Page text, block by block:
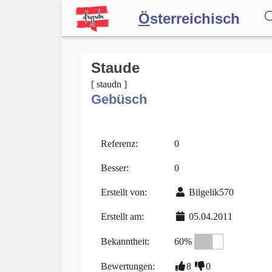
Österreichisch
Forum
Blog
Staude
[ staudn ]
Gebüsch
Referenz: 0
Besser: 0
Erstellt von: Bilgelik570
Erstellt am: 05.04.2011
Bekanntheit: 60%
Bewertungen: 8 0